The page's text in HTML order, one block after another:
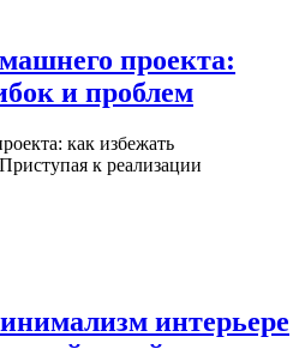
проекта:
и проблем
как избежать
к реализации
интерьере